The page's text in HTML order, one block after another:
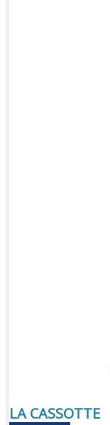
LA CASSOTTE